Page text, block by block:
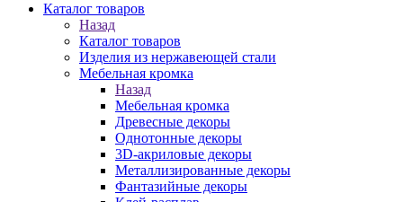
Каталог товаров
Назад
Каталог товаров
Изделия из нержавеющей стали
Мебельная кромка
Назад
Мебельная кромка
Древесные декоры
Однотонные декоры
3D-акриловые декоры
Металлизированные декоры
Фантазийные декоры